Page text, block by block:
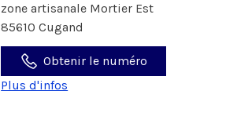
zone artisanale Mortier Est
85610 Cugand
Obtenir le numéro
Plus d'infos